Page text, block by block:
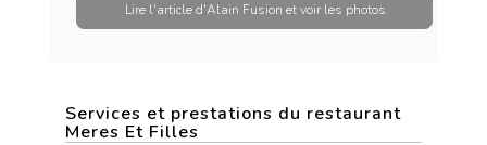
Lire l'article d'Alain Fusion et voir les photos.
Services et prestations du restaurant
Meres Et Filles